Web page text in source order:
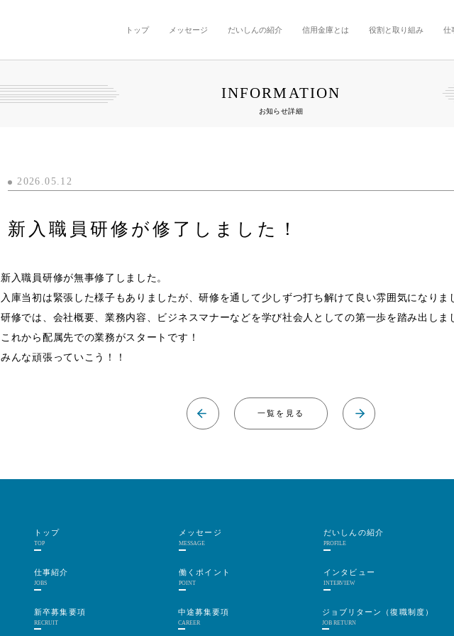
トップ メッセージ だいしんの紹介 信用金庫とは 役割と取り組み 仕
INFORMATION
お知らせ詳細
2026.05.12
新入職員研修が修了しました！
新入職員研修が無事修了しました。
入庫当初は緊張した様子もありましたが、研修を通して少しずつ打ち解けて良い雰囲気になりま
研修では、会社概要、業務内容、ビジネスマナーなどを学び社会人としての第一歩を踏み出しま
これから配属先での業務がスタートです！
みんな頑張っていこう！！
過
去
一覧を見る
新
し
トップ
TOP
メッセージ
MESSAGE
だいしんの紹介
PROFILE
仕事紹介
JOBS
働くポイント
POINT
インタビュー
INTERVIEW
新卒募集要項
RECRUIT
中途募集要項
CAREER
ジョブリターン（復職制度）
JOB RETURN